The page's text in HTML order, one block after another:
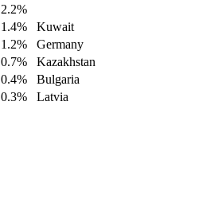
2.2%
1.4%
Kuwait
1.2%
Germany
0.7%
Kazakhstan
0.4%
Bulgaria
0.3%
Latvia